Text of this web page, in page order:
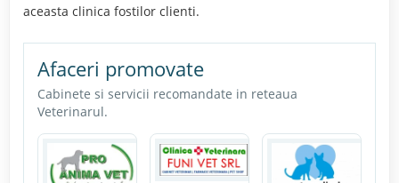
aceasta clinica fostilor clienti.
Afaceri promovate
Cabinete si servicii recomandate in reteaua
Veterinarul.